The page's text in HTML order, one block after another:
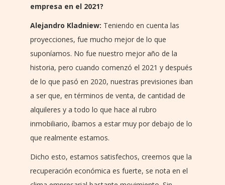
empresa en el 2021?
Alejandro Kladniew: Teniendo en cuenta las
proyecciones, fue mucho mejor de lo que
suponíamos. No fue nuestro mejor año de la
historia, pero cuando comenzó el 2021 y después
de lo que pasó en 2020, nuestras previsiones iban
a ser que, en términos de venta, de cantidad de
alquileres y a todo lo que hace al rubro
inmobiliario, íbamos a estar muy por debajo de lo
que realmente estamos.
Dicho esto, estamos satisfechos, creemos que la
recuperación económica es fuerte, se nota en el